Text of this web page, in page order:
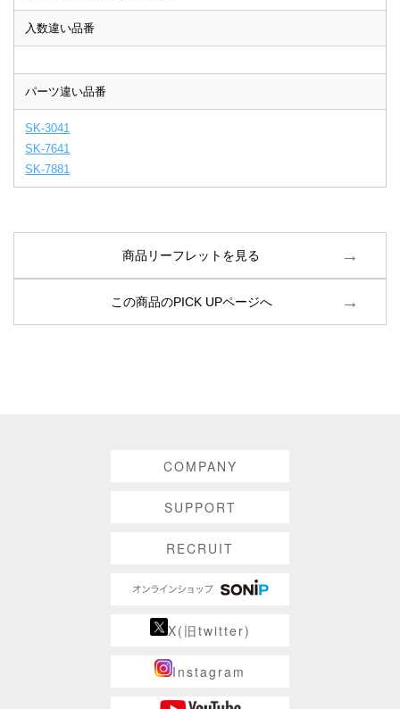
入数違い品番
パーツ違い品番
SK-3041
SK-7641
SK-7881
商品リーフレットを見る
この商品のPICK UPページへ
COMPANY
SUPPORT
RECRUIT
X(旧twitter)
Instagram